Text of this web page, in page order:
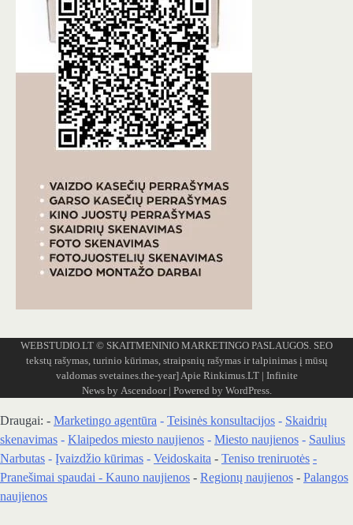
WEBSTUDIO.LT © SKAITMENINIO MARKETINGO PASLAUGOS. SEO
tekstų rašymas, turinio kūrimas, straipsnių rašymas ir talpinimas į mūsų
valdomas svetaines.the-year]Apie Rinkimus.LT| Infinite
News by Ascendoor| Powered by WordPress.
Draugai: - Marketingo agentūra - Teisinės konsultacijos - Skaidrių
skenavimas - Klaipedos miesto naujienos - Miesto naujienos - Saulius
Narbutas - Įvaizdžio kūrimas - Veidoskaita - Teniso treniruotės -
Pranešimai spaudai - Kauno naujienos - Regionų naujienos - Palangos
naujienos